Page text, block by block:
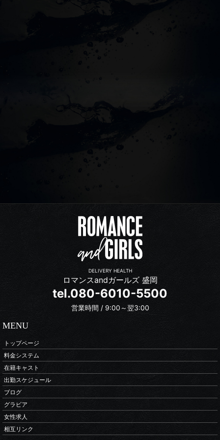
DELIVERY HEALTH
ロマンスandガールズ 盛岡
tel.080-6010-5500
営業時間 / 9:00～翌3:00
MENU
トップページ
料金システム
在籍キャスト
出勤スケジュール
ブログ
グラビア
女性求人
相互リンク